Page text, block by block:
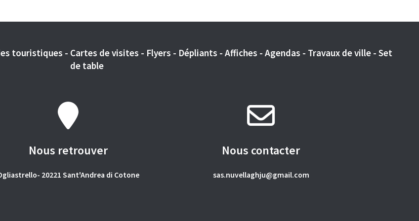
touristiques - Cartes de visites - Flyers - Dépliants - Affiches - Agendas - Travaux de ville - Set
de table
Nous retrouver
20221 Sant'Andrea di Cotone
Nous contacter
sas.nuvellaghju@gmail.com